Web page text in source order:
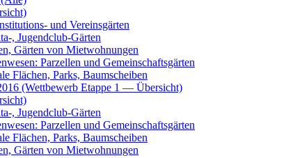
und Vereinsgärten
, Jugendclub-Gärten
Gärten von Mietwohnungen
Parzellen und Gemeinschaftsgärten
Flächen, Parks, Baumscheiben
(Wettbewerb Etappe 1 — Übersicht)
, Jugendclub-Gärten
Parzellen und Gemeinschaftsgärten
Flächen, Parks, Baumscheiben
Gärten von Mietwohnungen